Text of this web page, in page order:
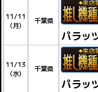
11/11
(月)
千葉県
パラッ
11/13
(水)
千葉県
パラッ